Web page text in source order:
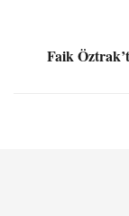
Faik